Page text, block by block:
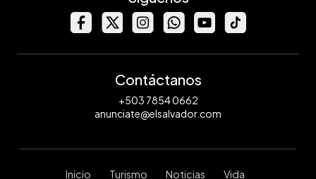
Contáctanos
+503 7854 0662
anunciate@elsalvador.com
Inicio Turismo Noticias Vida